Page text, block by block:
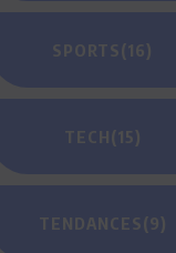
SPORTS(16)
TECH(15)
TENDANCES(9)